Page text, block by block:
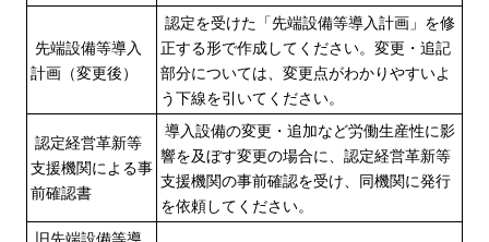
先端設備等導入
計画（変更後）
認定を受けた「先端設備等導入計画」を修
正する形で作成してください。変更・追記
部分については、変更点がわかりやすいよ
う下線を引いてください。
認定経営革新等
支援機関による事
前確認書
導入設備の変更・追加など労働生産性に影
響を及ぼす変更の場合に、認定経営革新等
支援機関の事前確認を受け、同機関に発行
を依頼してください。
旧先端設備等導